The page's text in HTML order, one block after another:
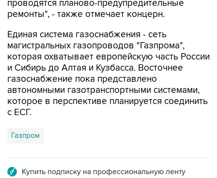
Единая система газоснабжения - сеть
которая охватывает европейскую часть России
и Сибирь до Алтая и Кузбасса. Восточнее
газоснабжение пока представлено
автономными газотранспортными системами,
которое в перспективе планируется соединить
с ЕСГ.
Газпром
Подписаться на рассылку главных новостей сайта